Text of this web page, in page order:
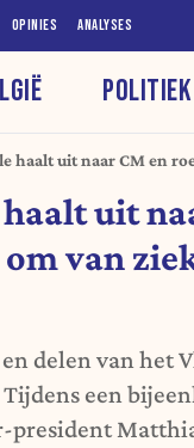
OPINIES ANALYSES
POLITIEK
haalt uit naar CM en
uit
van
delen van het
een
president